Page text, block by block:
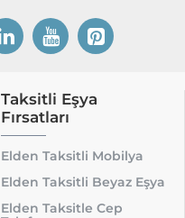
Taksitli Eşya
Fırsatları
Elden Taksitli Mobilya
Elden Taksitli Beyaz Eşya
Elden Taksitle Cep